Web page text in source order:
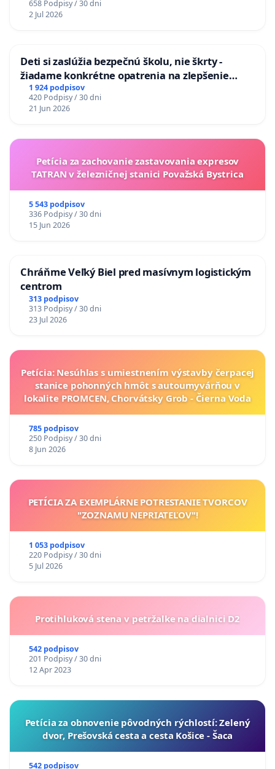
658 Podpisy / 30 dni
2 Jul 2026
Deti si zaslúžia bezpečnú školu, nie škrty -
žiadame konkrétne opatrenia na zlepšenie
situácie v školstve
1 924 podpisov
420 Podpisy / 30 dni
21 Jun 2026
Petícia za zachovanie zastavovania expresov
TATRAN v železničnej stanici Považská Bystrica
5 543 podpisov
336 Podpisy / 30 dni
15 Jun 2026
Chráňme Veľký Biel pred masívnym logistickým
centrom
313 podpisov
313 Podpisy / 30 dni
23 Jul 2026
Petícia: Nesúhlas s umiestnením výstavby čerpacej
stanice pohonných hmôt s autoumyvárňou v
lokalite PROMCEN, Chorvátsky Grob - Čierna Voda
785 podpisov
250 Podpisy / 30 dni
8 Jun 2026
PETÍCIA ZA EXEMPLÁRNE POTRESTANIE TVORCOV
"ZOZNAMU NEPRIATEĽOV"!
1 053 podpisov
220 Podpisy / 30 dni
5 Jul 2026
Protihluková stena v petržalke na dialnici D2
542 podpisov
201 Podpisy / 30 dni
12 Apr 2023
​Petícia za obnovenie pôvodných rýchlostí: Zelený
dvor, Prešovská cesta a cesta Košice - Šaca
542 podpisov